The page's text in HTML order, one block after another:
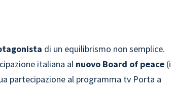
di un equilibrismo non semplice.
italiana al nuovo Board of peace
partecipazione al programma tv Porta a